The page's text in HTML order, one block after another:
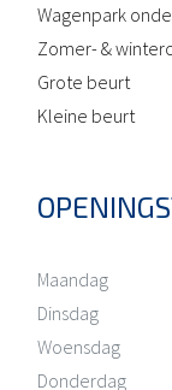
Wagenpark
Zomer- &
Grote beurt
Kleine beurt
Maandag
Dinsdag
Woensdag
Donderdag